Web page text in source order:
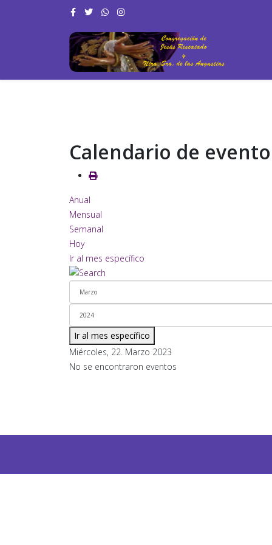
Calendario de
Anual
Mensual
Semanal
Hoy
Ir al mes específico
Ir al mes específico
Miércoles, 22. Marzo 2023
No se encontraron eventos